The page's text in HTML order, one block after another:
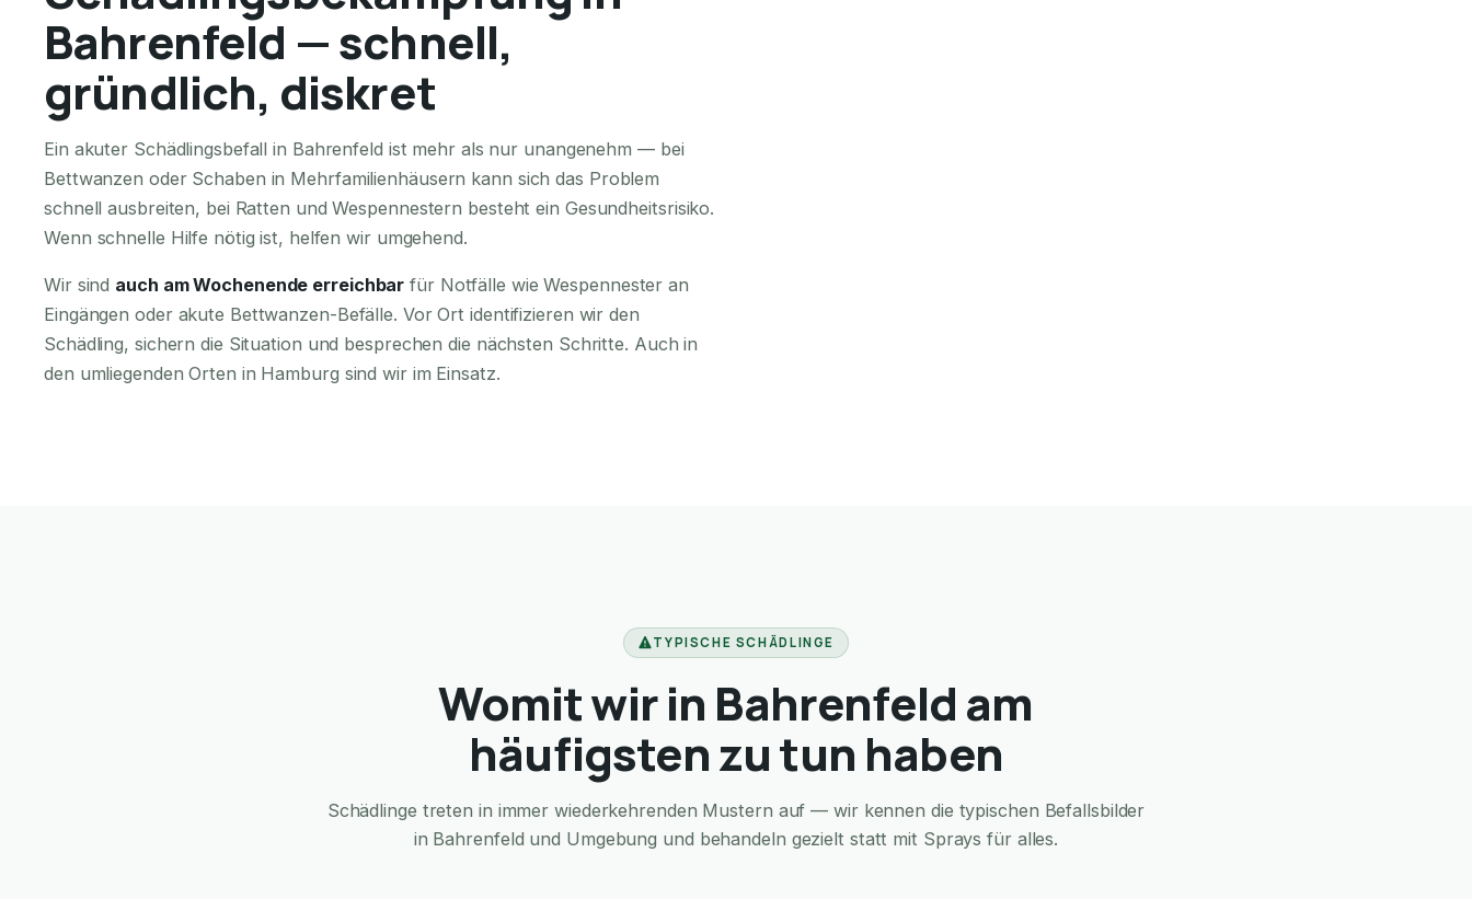
Bahrenfeld — schnell,
gründlich, diskret
Ein akuter Schädlingsbefall in Bahrenfeld ist mehr als nur unangenehm — bei
Bettwanzen oder Schaben in Mehrfamilienhäusern kann sich das Problem
schnell ausbreiten, bei Ratten und Wespennestern besteht ein Gesundheitsrisiko.
Wenn schnelle Hilfe nötig ist, helfen wir umgehend.
Wir sind auch am Wochenende erreichbar für Notfälle wie Wespennester an
Eingängen oder akute Bettwanzen-Befälle. Vor Ort identifizieren wir den
Schädling, sichern die Situation und besprechen die nächsten Schritte. Auch in
den umliegenden Orten in Hamburg sind wir im Einsatz.
TYPISCHE SCHÄDLINGE
Womit wir in Bahrenfeld am
häufigsten zu tun haben
Schädlinge treten in immer wiederkehrenden Mustern auf — wir kennen die typischen Befallsbilder
in Bahrenfeld und Umgebung und behandeln gezielt statt mit Sprays für alles.